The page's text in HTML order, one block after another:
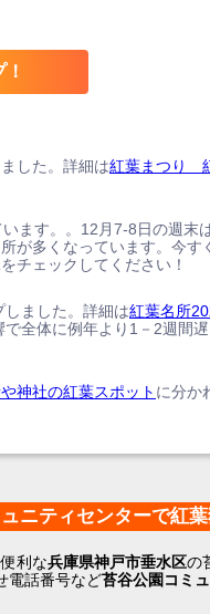
した。詳細は紅葉まつり
ます。。12月7-8日の週末
が多くなっています。今す
チェックしてください！
しました。詳細は紅葉名所
全体に例年より1－2週間
神社の紅葉スポット に分か
ニティセンターで紅葉
利な兵庫県神戸市垂水区の
電話番号など苔谷公園コミ